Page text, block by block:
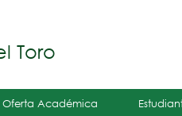
Toro
Oferta Académica